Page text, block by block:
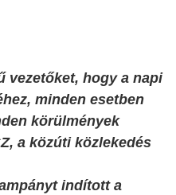
vezetőket, hogy a napi
minden esetben
körülmények
a közúti közlekedés
indított a